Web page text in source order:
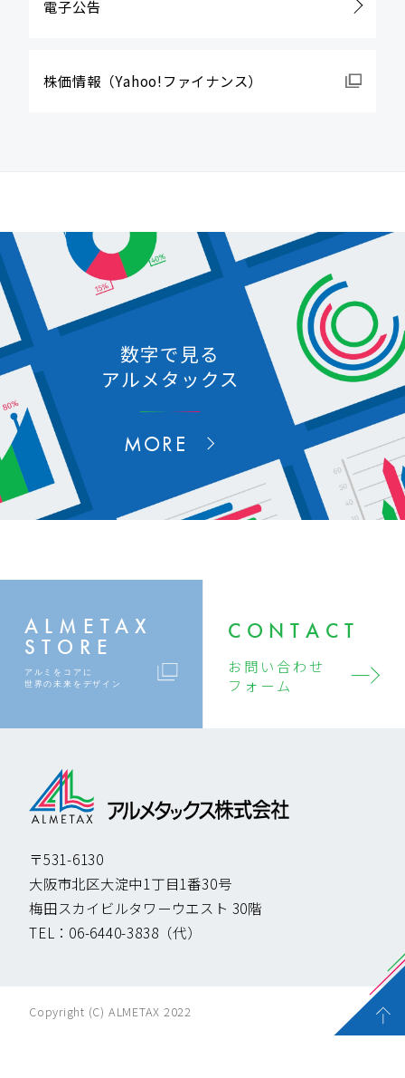
電子公告
株価情報 （Yahoo!ファイナンス）
数字で見る
アルメタックス
MORE
ALMETAX
STORE
アルミをコアに
世界の未来をデザイン
CONTACT
お問い合わせ
フォーム
〒531-6130
大阪市北区大淀中1丁目1番30号
梅田スカイビルタワーウエスト 30階
TEL： 06-6440-3838 （代）
Copyright (C) ALMETAX 2022